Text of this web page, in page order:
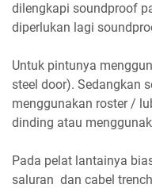
dilengkapi soundproof
diperlukan lagi
Untuk pintunya
steel door). Sedangkan
menggunakan roster /
dinding atau
Pada pelat lantainya
saluran dan cabel